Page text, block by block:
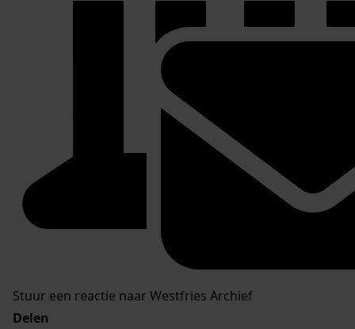
Stuur een reactie naar Westfries Archief
Delen